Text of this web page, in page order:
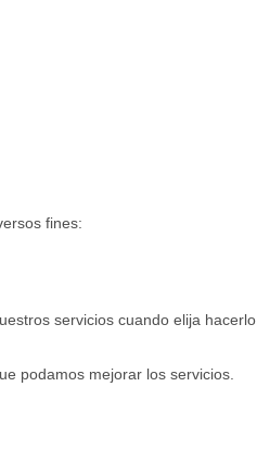
fines:
servicios cuando elija hacerlo
podamos mejorar los servicios.